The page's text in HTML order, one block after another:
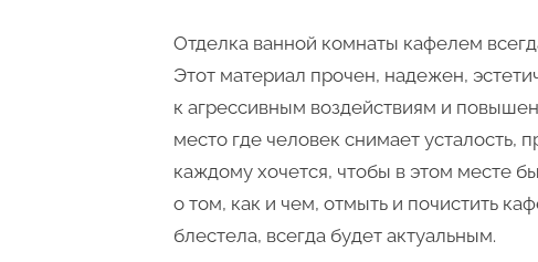
чем
в
Отделка ванной комнаты кафелем
Этот материал прочен, надежен,
к агрессивным воздействиям и
место где человек снимает усталость,
каждому хочется, чтобы в этом месте
о том, как и чем, отмыть и почистить
блестела, всегда будет актуальным.